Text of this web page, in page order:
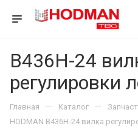
B436H-24
регулировки
Главная — Каталог —
HODMAN B436H-24 вилка